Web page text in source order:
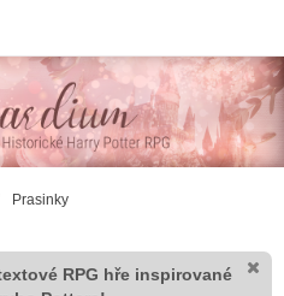
Prasinky
RPG hře inspirované